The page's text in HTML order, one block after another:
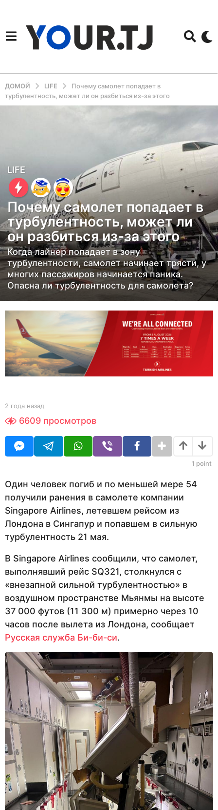
ДОМОЙ LIFE
Почему самолет попадает в
турбулентность, может ли он разбиться из-за этого
2
г
о
а
н
а
з
а
д
2
а
н
а
д
LIFE
Почему самолет попадает в
турбулентность, может ли
он разбиться из-за этого
Когда лайнер попадает в зону
турбулентности, самолет начинает трясти, у
многих пассажиров начинается паника.
Опасна ли турбулентность для самолета?
b
Y
O
R
2 года назад
о
а
н
д
6609 просмотров
1 point
Один человек погиб и по меньшей мере 54
получили ранения в самолете компании
Singapore Airlines, летевшем рейсом из
Лондона в Сингапур и попавшем в сильную
турбулентность 21 мая.
В Singapore Airlines сообщили, что самолет,
выполнявший рейс SQ321, столкнулся с
«внезапной сильной турбулентностью» в
воздушном пространстве Мьянмы на высоте
37 000 футов (11 300 м) примерно через 10
часов после вылета из Лондона, сообщает
Русская служба Би-би-си.